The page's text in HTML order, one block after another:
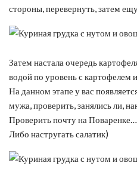
стороны, перевернуть, затем
Затем настала очередь
водой по уровень с
На данном этапе у вас
мужа, проверить, занялись ли,
Проверить почту на Поваренке…
Либо настругать салатик)